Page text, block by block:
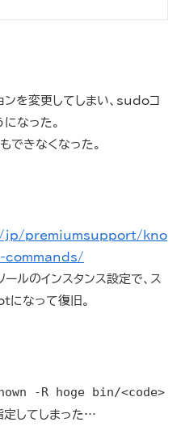
を変更してしまい、sudoコ
なった。
できなくなった。
jp/premiumsupport/kno
ルのインスタンス設定で、ス
になって復旧。
-R hoge bin/<code>
定してしまった…